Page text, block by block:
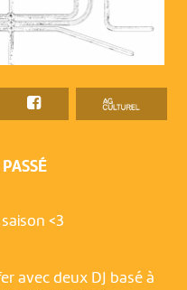
PASSÉ
<3
avec deux DJ basé à